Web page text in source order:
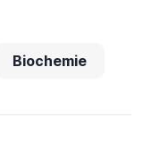
Biochemie